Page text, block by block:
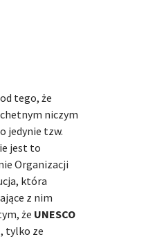
tego, że
niczym
jedynie tzw.
jest to
Organizacji
która
z nim
że UNESCO
tylko ze